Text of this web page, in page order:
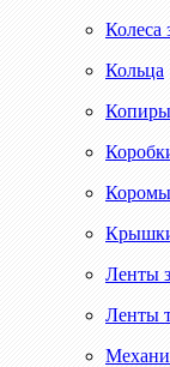
Колеса
Кольца
Копиры
Ленты
Ленты